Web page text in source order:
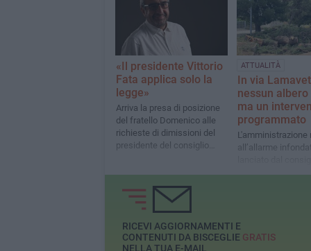
ad associazioni, operatori
turistici e organizzazioni di
categoria»
«Il presidente Vittorio
Fata applica solo la
legge»
Arriva la presa di posizione
del fratello Domenico alle
richieste di dimissioni del
presidente del consiglio
ATTUALITÀ
In via
nessun
ma un
programmato
L'amministrazione
all’allarme
RICEVI AGGIORNAMENTI E
CONTENUTI DA BISCEGLIE GRATIS
NELLA TUA E-MAIL